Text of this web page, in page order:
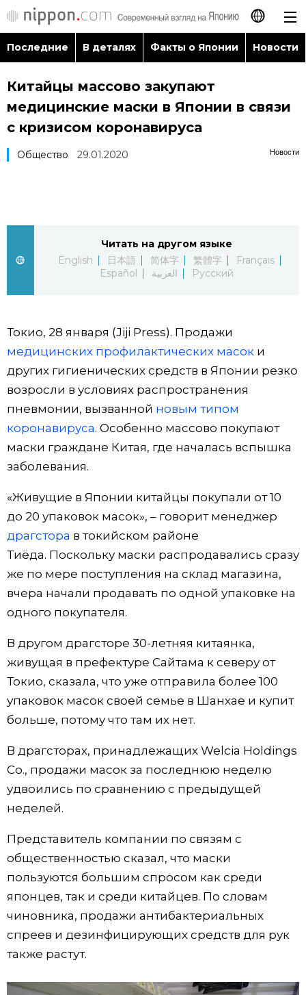
日本語
English
العربية
Последние
Фото/Видео
Разделы
Люди
Блог
Экономика
Общество
Культура
Жизнь
Технологии
Токио
От редакции
Популярные статьи
Японский язык
Семья
Еда и напитки
official SNS
Последние В деталях Факты о Японии Новости
Китайцы массово закупают
медицинские маски в Японии в связи
с кризисом коронавируса
Новости
Общество 29.01.2020
Читать на другом языке
English
日本語 简体字 繁體字
Français
Español
العربية Русский
Токио, 28 января (Jiji Press). Продажи
медицинских профилактических масоки
других гигиенических средств в Японии резко
возросли в условиях распространения
пневмонии, вызванной новым типом
коронавируса. Особенно массово покупают
маски граждане Китая, где началась вспышка
заболевания.
«Живущие в Японии китайцы покупали от 10
до 20 упаковок масок», – говорит менеджер
драгстора в токийском районе
Тиёда. Поскольку маски распродавались сразу
же по мере поступления на склад магазина,
вчера начали продавать по одной упаковке на
одного покупателя.
В другом драгсторе 30-летняя китаянка,
живущая в префектуре Сайтама к северу от
Токио, сказала, что уже отправила более 100
упаковок масок своей семье в Шанхае и купит
больше, потому что там их нет.
В драгсторах, принадлежащих Welcia Holdings
Co., продажи масок за последнюю неделю
удвоились по сравнению с предыдущей
неделей.
Представитель компании по связям с
общественностью сказал, что маски
пользуются большим спросом как среди
японцев, так и среди китайцев. По словам
чиновника, продажи антибактериальных
спреев и дезинфицирующих средств для рук
также растут.